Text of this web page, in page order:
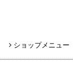
ショップメニュー